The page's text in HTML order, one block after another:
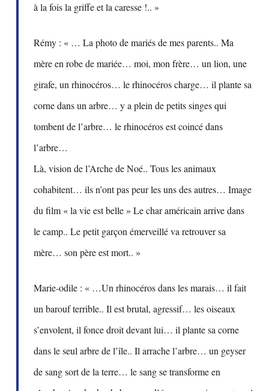
à la fois la griffe et la caresse !.. »
Rémy : « … La photo de mariés de mes parents.. Ma
mère en robe de mariée… moi, mon frère… un lion, une
girafe, un rhinocéros… le rhinocéros charge… il plante sa
corne dans un arbre… y a plein de petits singes qui
tombent de l’arbre… le rhinocéros est coincé dans
l’arbre…
Là, vision de l’Arche de Noé.. Tous les animaux
cohabitent… ils n’ont pas peur les uns des autres… Image
du film « la vie est belle » Le char américain arrive dans
le camp.. Le petit garçon émerveillé va retrouver sa
mère… son père est mort.. »
Marie-odile : « …Un rhinocéros dans les marais… il fait
un barouf terrible.. Il est brutal, agressif… les oiseaux
s’envolent, il fonce droit devant lui… il plante sa corne
dans le seul arbre de l’île.. Il arrache l’arbre… un geyser
de sang sort de la terre… le sang se transforme en